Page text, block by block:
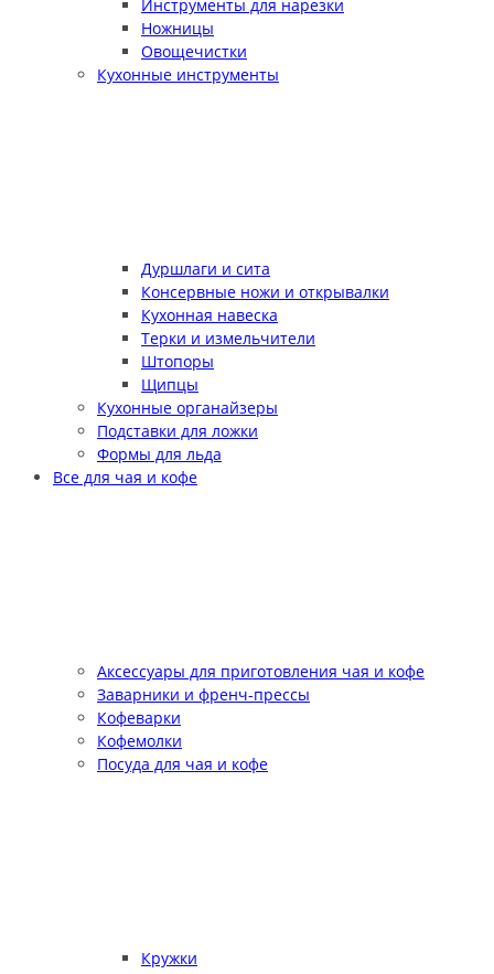
Инструменты для нарезки
Ножницы
Овощечистки
Кухонные инструменты
Дуршлаги и сита
Консервные ножи и открывалки
Кухонная навеска
Терки и измельчители
Штопоры
Щипцы
Кухонные органайзеры
Подставки для ложки
Формы для льда
Все для чая и кофе
Аксессуары для приготовления чая и кофе
Заварники и френч-прессы
Кофеварки
Кофемолки
Посуда для чая и кофе
Кружки